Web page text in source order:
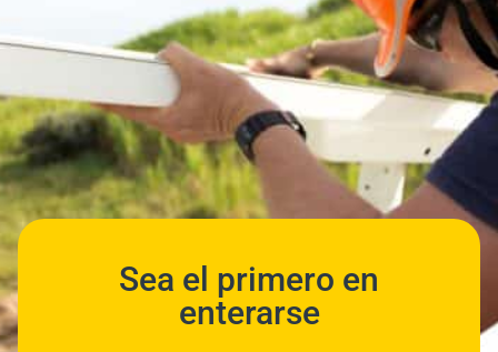
Sea el primero en
enterarse